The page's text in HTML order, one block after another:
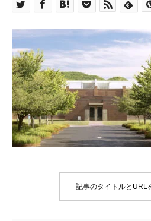
記事のタイトルとURL